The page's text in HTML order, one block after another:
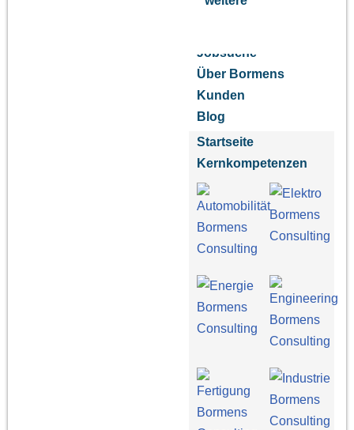
Jobsuche
Über Bormens
Kunden
Blog
Startseite
Kernkompetenzen